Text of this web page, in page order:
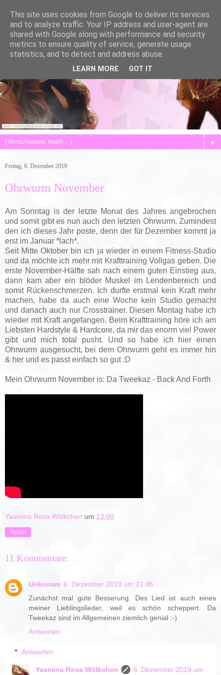
▼
Freitag, 6. Dezember 2019
Ohrwurm November
Am Sonntag is der letzte Monat des Jahres angebrochen
und somit gibt es nun auch den letzten Ohrwurm. Zumindest
den ich dieses Jahr poste, denn der für Dezember kommt ja
erst im Januar *lach*.
Seit Mitte Oktober bin ich ja wieder in einem Fitness-Studio
und da möchte ich mehr mit Krafttraining Vollgas geben. Die
erste November-Hälfte sah nach einem guten Einstieg aus,
dann kam aber ein blöder Muskel im Lendenbereich und
somit Rückenschmerzen. Ich durfte erstmal kein Kraft mehr
machen, habe da auch eine Woche kein Studio gemacht
und danach auch nur Crosstrainer. Diesen Montag habe ich
wieder mit Kraft angefangen. Beim Krafttraining höre ich am
Liebsten Hardstyle & Hardcore, da mir das enorm viel Power
gibt und mich total pusht. Und so habe ich hier einen
Ohrwurm ausgesucht, bei dem Ohrwurm geht es immer hin
& her und es passt einfach so gut :D
Mein Ohrwurm November is: Da Tweekaz - Back And Forth
Yasmina Rosa Wölkchen um 13:00
Teilen
11 Kommentare:
Unknown 6. Dezember 2019 um 21:45
Zunächst mal gute Besserung. Des Lied ist auch eines
meiner Lieblingslieder, weil es schön scheppert. Da
Tweekaz sind im Allgemeinen ziemlich genial :-)
Antworten
Antworten
Yasmina Rosa Wölkchen
8. Dezember 2019 um
This site uses cookies from Google to deliver its services
and to analyze traffic. Your IP address and user-agent are
shared with Google along with performance and security
metrics to ensure quality of service, generate usage
statistics, and to detect and address abuse.
LEARN MORE GOT IT